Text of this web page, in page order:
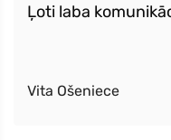
Ļoti laba
Vita Ošeniece